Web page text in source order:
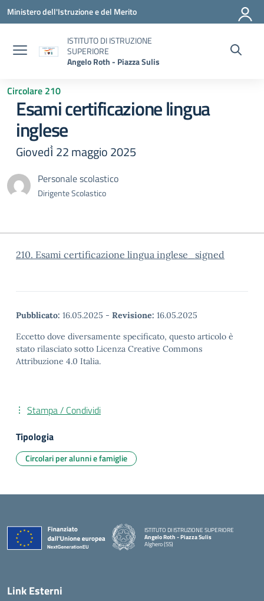
Vai ai contenuti
Vai al menu di navigazione
Vai al footer
Ministero dell'Istruzione e del Merito
ISTITUTO DI ISTRUZIONE
SUPERIORE
Angelo Roth - Piazza Sulis
Circolare 210
Esami certificazione lingua
inglese
Giovedì̀ 22 maggio 2025
Personale scolastico
Dirigente Scolastico
210. Esami certificazione lingua inglese_signed
Pubblicato: 16.05.2025 - Revisione: 16.05.2025
Eccetto dove diversamente specificato, questo articolo è
stato rilasciato sotto Licenza Creative Commons
Attribuzione 4.0 Italia.
Stampa / Condividi
Tipologia
Circolari per alunni e famiglie
ISTITUTO DI ISTRUZIONE SUPERIORE
Angelo Roth - Piazza Sulis
Alghero (SS)
— Visita la pagina iniziale della scuola
Link Esterni